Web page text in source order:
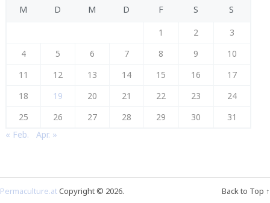
M D M D F S
S
1
2
3
4
5 6 7 8 9
10
11
12 13 14 15 16
17
18
19 20 21 22 23
24
25
26 27 28 29 30
31
« Feb.
Apr. »
Permaculture.atCopyright © 2026. Back to Top ↑